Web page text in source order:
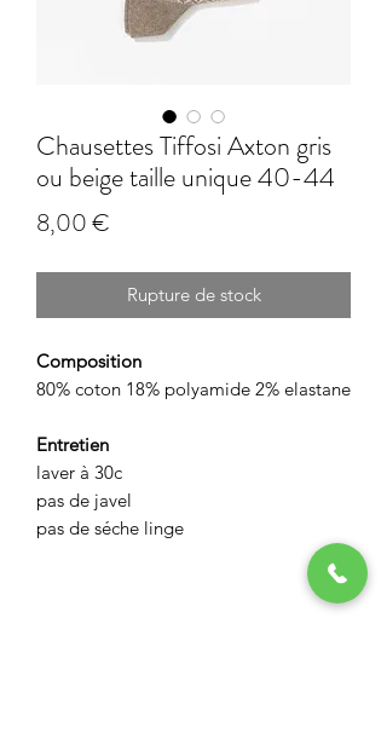
Chausettes Tiffosi Axton gris
ou beige taille unique 40-44
8,00 €
Rupture de stock
Composition
80% coton 18% polyamide 2% elastane
Entretien
laver à 30c
pas de javel
pas de séche linge